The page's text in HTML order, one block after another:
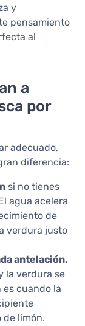
y
pensamiento
al
a
por
adecuado,
diferencia:
si no tienes
agua acelera
de
verdura justo
antelación.
la verdura se
cuando la
de limón.